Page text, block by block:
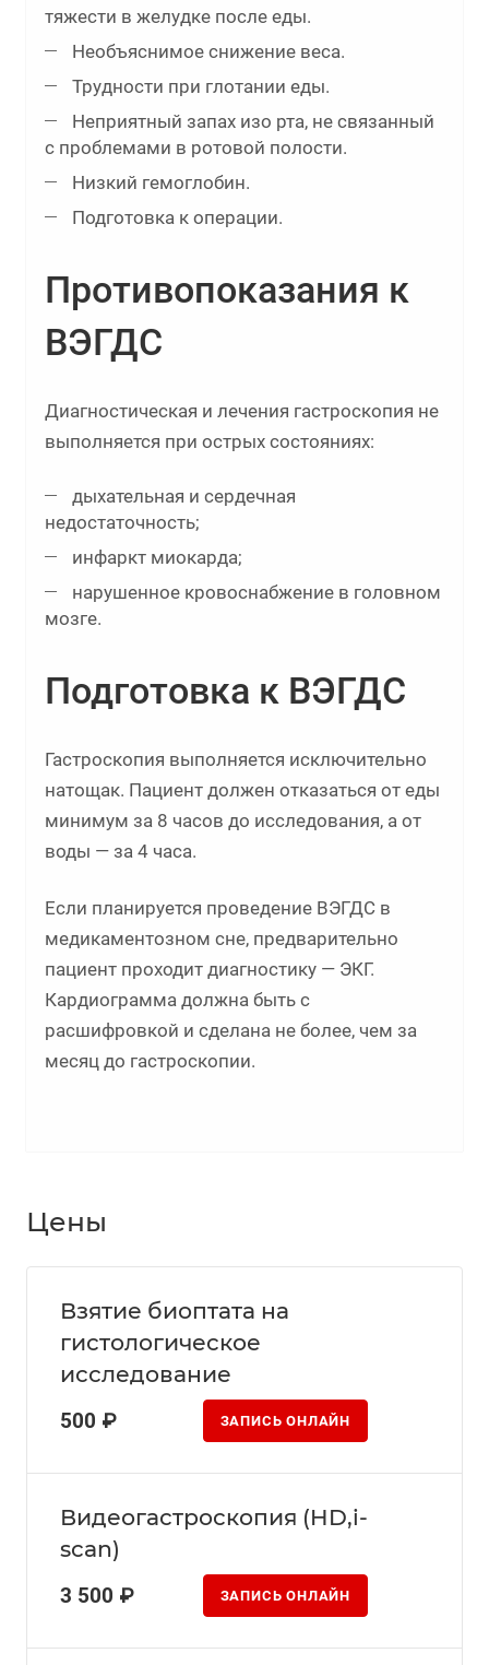
тяжести в желудке после еды.
Необъяснимое снижение веса.
Трудности при глотании еды.
Неприятный запах изо рта, не связанный
с проблемами в ротовой полости.
Низкий гемоглобин.
Подготовка к операции.
Противопоказания к
ВЭГДС
Диагностическая и лечения гастроскопия не
выполняется при острых состояниях:
дыхательная и сердечная
недостаточность;
инфаркт миокарда;
нарушенное кровоснабжение в головном
мозге.
Подготовка к ВЭГДС
Гастроскопия выполняется исключительно
натощак. Пациент должен отказаться от еды
минимум за 8 часов до исследования, а от
воды — за 4 часа.
Если планируется проведение ВЭГДС в
медикаментозном сне, предварительно
пациент проходит диагностику — ЭКГ.
Кардиограмма должна быть с
расшифровкой и сделана не более, чем за
месяц до гастроскопии.
Цены
Взятие биоптата на
гистологическое
исследование
500 ₽ ЗАПИСЬ ОНЛАЙН
Видеогастроскопия (HD,i-
sсan)
3 500 ₽ ЗАПИСЬ ОНЛАЙН